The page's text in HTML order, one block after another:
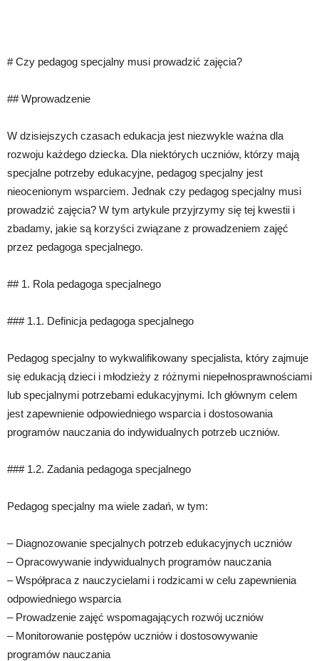
# Czy pedagog specjalny musi prowadzić zajęcia?
## Wprowadzenie
W dzisiejszych czasach edukacja jest niezwykle ważna dla
rozwoju każdego dziecka. Dla niektórych uczniów, którzy mają
specjalne potrzeby edukacyjne, pedagog specjalny jest
nieocenionym wsparciem. Jednak czy pedagog specjalny musi
prowadzić zajęcia? W tym artykule przyjrzymy się tej kwestii i
zbadamy, jakie są korzyści związane z prowadzeniem zajęć
przez pedagoga specjalnego.
## 1. Rola pedagoga specjalnego
### 1.1. Definicja pedagoga specjalnego
Pedagog specjalny to wykwalifikowany specjalista, który zajmuje
się edukacją dzieci i młodzieży z różnymi niepełnosprawnościami
lub specjalnymi potrzebami edukacyjnymi. Ich głównym celem
jest zapewnienie odpowiedniego wsparcia i dostosowania
programów nauczania do indywidualnych potrzeb uczniów.
### 1.2. Zadania pedagoga specjalnego
Pedagog specjalny ma wiele zadań, w tym:
– Diagnozowanie specjalnych potrzeb edukacyjnych uczniów
– Opracowywanie indywidualnych programów nauczania
– Współpraca z nauczycielami i rodzicami w celu zapewnienia
odpowiedniego wsparcia
– Prowadzenie zajęć wspomagających rozwój uczniów
– Monitorowanie postępów uczniów i dostosowywanie
programów nauczania